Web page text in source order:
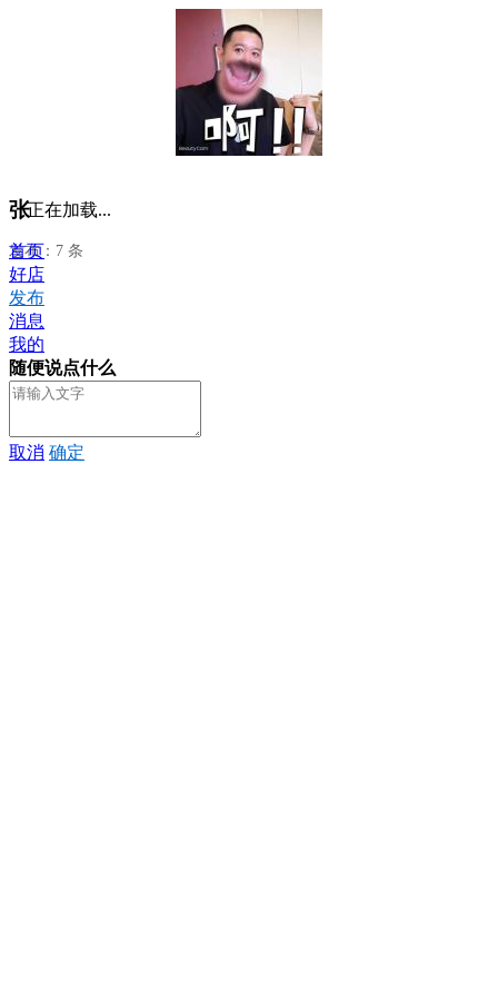
张
发布：7 条
正在加载...
首页
好店
发布
消息
我的
随便说点什么
取消 确定